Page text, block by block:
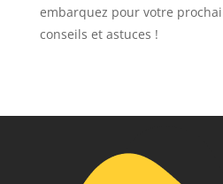
embarquez pour votre
conseils et astuces !